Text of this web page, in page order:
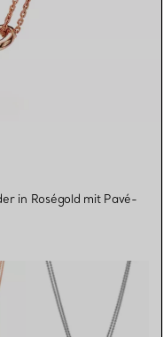
in Roségold mit Pavé-